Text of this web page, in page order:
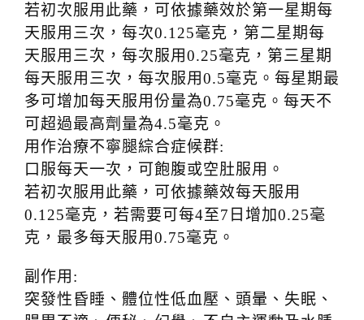
若初次服用此藥，可依據藥效於第一星期每
天服用三次，每次0.125毫克，第二星期每
天服用三次，每次服用0.25毫克，第三星期
每天服用三次，每次服用0.5毫克。每星期最
多可增加每天服用份量為0.75毫克。每天不
可超過最高劑量為4.5毫克。
用作治療不寧腿綜合症候群:
口服每天一次，可飽腹或空肚服用。
若初次服用此藥，可依據藥效每天服用
0.125毫克，若需要可每4至7日增加0.25毫
克，最多每天服用0.75毫克。
副作用:
突發性昏睡、體位性低血壓、頭暈、失眠、